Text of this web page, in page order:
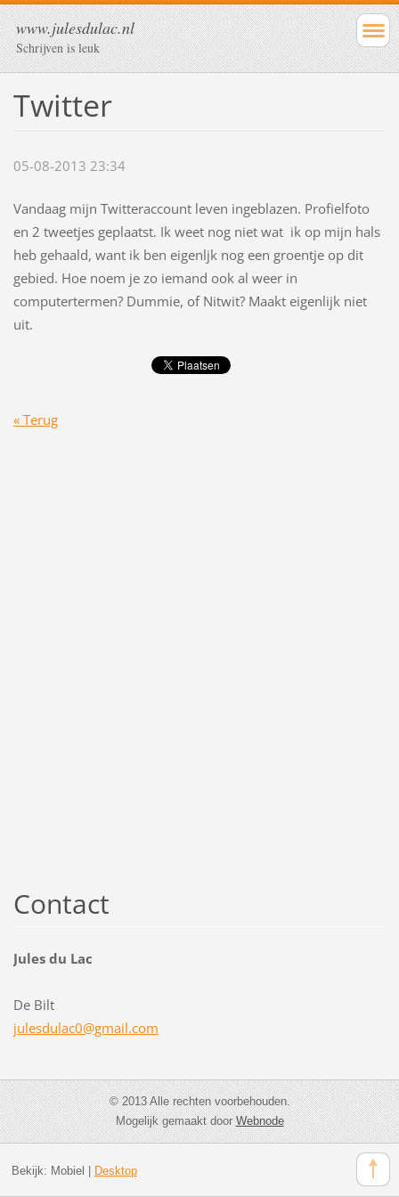
www.julesdulac.nl
Schrijven is leuk
Twitter
05-08-2013 23:34
Vandaag mijn Twitteraccount leven ingeblazen. Profielfoto
en 2 tweetjes geplaatst. Ik weet nog niet wat ik op mijn hals
heb gehaald, want ik ben eigenljk nog een groentje op dit
gebied. Hoe noem je zo iemand ook al weer in
computertermen? Dummie, of Nitwit? Maakt eigenlijk niet
uit.
« Terug
Contact
Jules du Lac
De Bilt
julesdulac0@gmail.com
© 2013 Alle rechten voorbehouden.
Mogelijk gemaakt doorWebnode
Bekijk: Mobiel Desktop